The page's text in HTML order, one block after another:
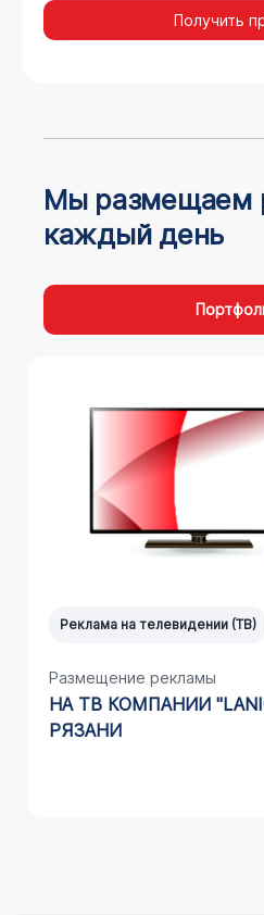
Получить
Мы размещаем
каждый день
Реклама на телевидении (ТВ)
Размещение рекламы
НА ТВ КОМПАНИИ
РЯЗАНИ